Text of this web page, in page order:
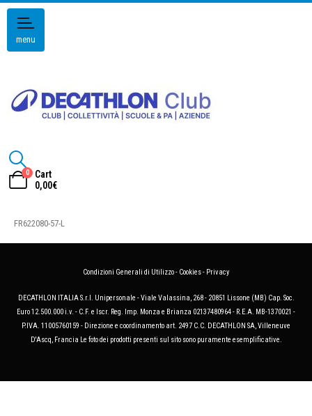
menu
0
Cart
0,00€
FR622080-57-L
Condizioni Generali di Utilizzo- Cookies- Privacy
DECATHLON ITALIA S.r.l. Unipersonale - Viale Valassina, 268 - 20851 Lissone (MB) Cap. Soc.
Euro 12.500.000 i.v. - C.F. e Iscr. Reg. Imp. Monza e Brianza 02137480964 - R.E.A. MB-1370021 -
P.IVA. 11005760159 - Direzione e coordinamento art. 2497 C.C. DECATHLON SA, Villeneuve
D'Ascq, Francia Le foto dei prodotti presenti sul sito sono puramente esemplificative.